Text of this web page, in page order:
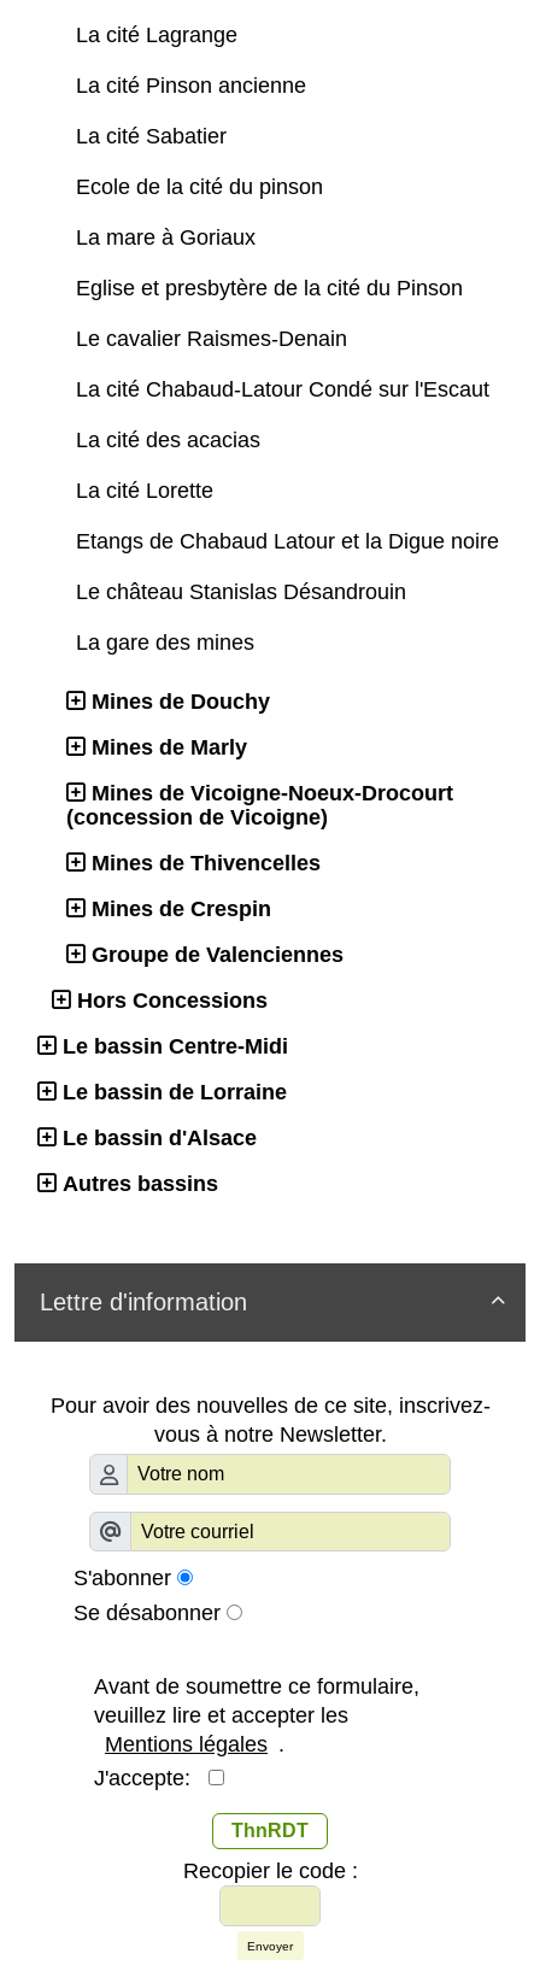
La cité Lagrange
La cité Pinson ancienne
La cité Sabatier
Ecole de la cité du pinson
La mare à Goriaux
Eglise et presbytère de la cité du Pinson
Le cavalier Raismes-Denain
La cité Chabaud-Latour Condé sur l'Escaut
La cité des acacias
La cité Lorette
Etangs de Chabaud Latour et la Digue noire
Le château Stanislas Désandrouin
La gare des mines
Mines de Douchy
Mines de Marly
Mines de Vicoigne-Noeux-Drocourt
(concession de Vicoigne)
Mines de Thivencelles
Mines de Crespin
Groupe de Valenciennes
Hors Concessions
Le bassin Centre-Midi
Le bassin de Lorraine
Le bassin d'Alsace
Autres bassins

Lettre d'information
Pour avoir des nouvelles de ce site, inscrivez-
vous à notre Newsletter.
S'abonner
Se désabonner
Avant de soumettre ce formulaire,
veuillez lire et accepter les
Mentions légales .
J'accepte:
ThnRDT
Recopier le code :
Envoyer